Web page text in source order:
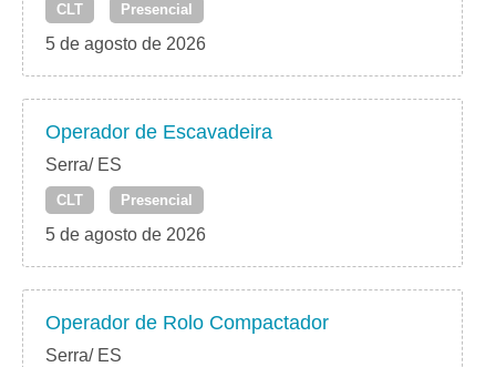
CLT Presencial
5 de agosto de 2026
Operador de Escavadeira
Serra/ ES
CLT Presencial
5 de agosto de 2026
Operador de Rolo Compactador
Serra/ ES